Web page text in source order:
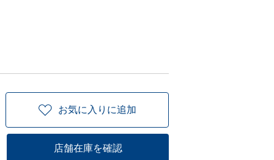
お気に入りに追加
店舗在庫を確認